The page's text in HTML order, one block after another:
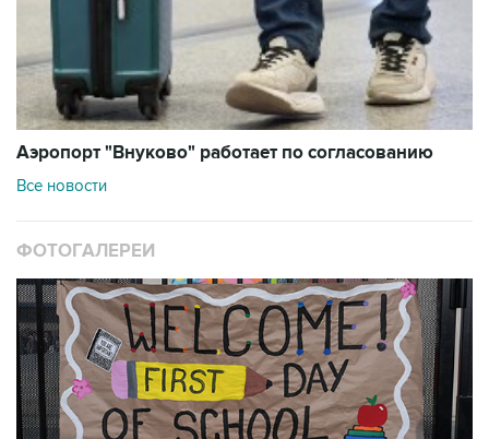
Аэропорт "Внуково" работает по согласованию
Все новости
ФОТОГАЛЕРЕИ